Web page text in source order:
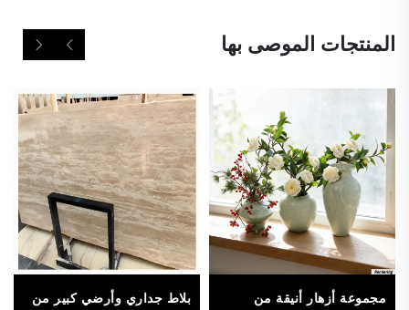
المنتجات الموصى بها
مجموعة أزهار أنيقة من
بلاط جداري وأرضي كبير من